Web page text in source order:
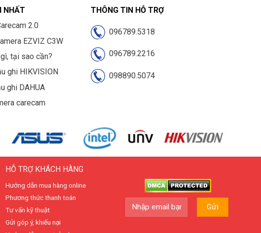
NHẤT
2.0
EZVIZ C3W
tại sao cần?
ghi HIKVISION
ghi DAHUA
carecam
THÔNG TIN HỖ TRỢ
096789.5318
096789.2216
098890.5074
HỖ TRỢ KHÁCH HÀNG
Hướng dẫn mua hàng online
Phương thức thanh toán
Tư vấn kỹ thuật
Gửi góp ý, khiếu nại